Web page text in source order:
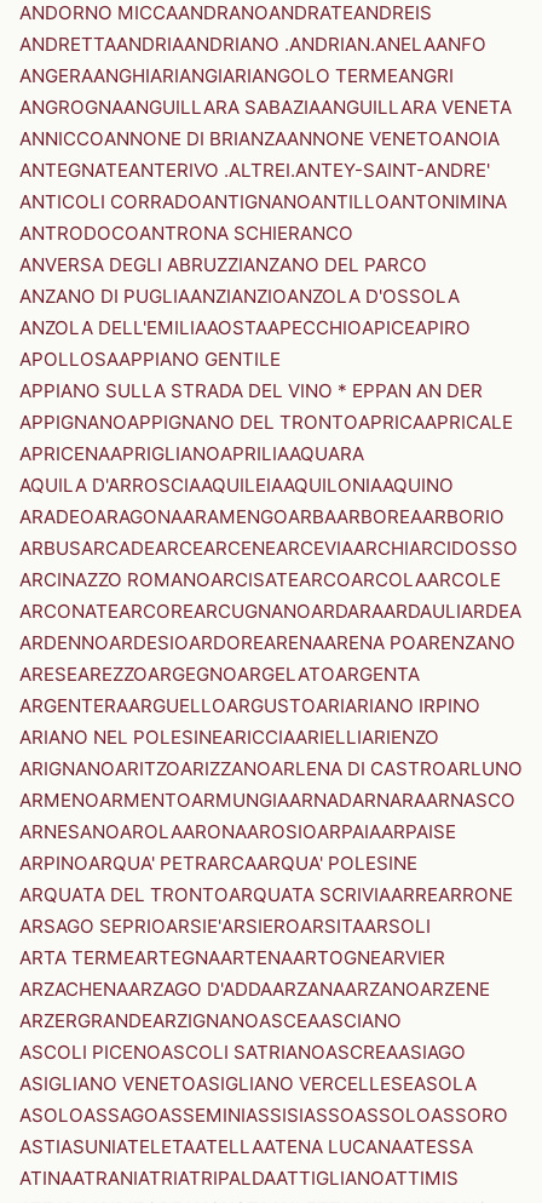
ANDORNO MICCAANDRANOANDRATEANDREIS
ANDRETTAANDRIAANDRIANO .ANDRIAN.ANELAANFO
ANGERAANGHIARIANGIARIANGOLO TERMEANGRI
ANGROGNAANGUILLARA SABAZIAANGUILLARA VENETA
ANNICCOANNONE DI BRIANZAANNONE VENETOANOIA
ANTEGNATEANTERIVO .ALTREI.ANTEY-SAINT-ANDRE'
ANTICOLI CORRADOANTIGNANOANTILLOANTONIMINA
ANTRODOCOANTRONA SCHIERANCO
ANVERSA DEGLI ABRUZZIANZANO DEL PARCO
ANZANO DI PUGLIAANZIANZIOANZOLA D'OSSOLA
ANZOLA DELL'EMILIAAOSTAAPECCHIOAPICEAPIRO
APOLLOSAAPPIANO GENTILE
APPIANO SULLA STRADA DEL VINO * EPPAN AN DER
APPIGNANOAPPIGNANO DEL TRONTOAPRICAAPRICALE
APRICENAAPRIGLIANOAPRILIAAQUARA
AQUILA D'ARROSCIAAQUILEIAAQUILONIAAQUINO
ARADEOARAGONAARAMENGOARBAARBOREAARBORIO
ARBUSARCADEARCEARCENEARCEVIAARCHIARCIDOSSO
ARCINAZZO ROMANOARCISATEARCOARCOLAARCOLE
ARCONATEARCOREARCUGNANOARDARAARDAULIARDEA
ARDENNOARDESIOARDOREARENAARENA POARENZANO
ARESEAREZZOARGEGNOARGELATOARGENTA
ARGENTERAARGUELLOARGUSTOARIARIANO IRPINO
ARIANO NEL POLESINEARICCIAARIELLIARIENZO
ARIGNANOARITZOARIZZANOARLENA DI CASTROARLUNO
ARMENOARMENTOARMUNGIAARNADARNARAARNASCO
ARNESANOAROLAARONAAROSIOARPAIAARPAISE
ARPINOARQUA' PETRARCAARQUA' POLESINE
ARQUATA DEL TRONTOARQUATA SCRIVIAARREARRONE
ARSAGO SEPRIOARSIE'ARSIEROARSITAARSOLI
ARTA TERMEARTEGNAARTENAARTOGNEARVIER
ARZACHENAARZAGO D'ADDAARZANAARZANOARZENE
ARZERGRANDEARZIGNANOASCEAASCIANO
ASCOLI PICENOASCOLI SATRIANOASCREAASIAGO
ASIGLIANO VENETOASIGLIANO VERCELLESEASOLA
ASOLOASSAGOASSEMINIASSISIASSOASSOLOASSORO
ASTIASUNIATELETAATELLAATENA LUCANAATESSA
ATINAATRANIATRIATRIPALDAATTIGLIANOATTIMIS